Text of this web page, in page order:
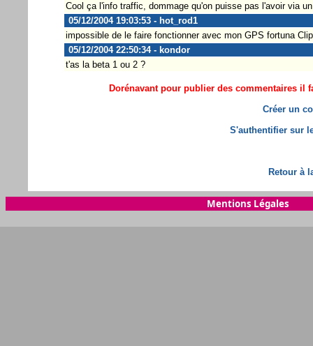
Cool ça l'info traffic, dommage qu'on puisse pas l'avoir via
05/12/2004 19:03:53 - hot_rod1
impossible de le faire fonctionner avec mon GPS fortuna
05/12/2004 22:50:34 - kondor
t'as la beta 1 ou 2 ?
Dorénavant pour publier des commentaires il
Créer un
S'authentifier sur
Retour à
Mentions Légales